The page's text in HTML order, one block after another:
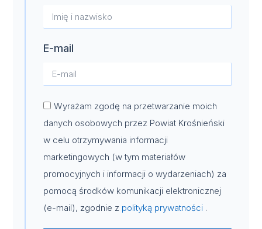
E-mail
Wyrażam zgodę na przetwarzanie moich
danych osobowych przez Powiat Krośnieński
w celu otrzymywania informacji
marketingowych (w tym materiałów
promocyjnych i informacji o wydarzeniach) za
pomocą środków komunikacji elektronicznej
(e-mail), zgodnie z polityką prywatności .